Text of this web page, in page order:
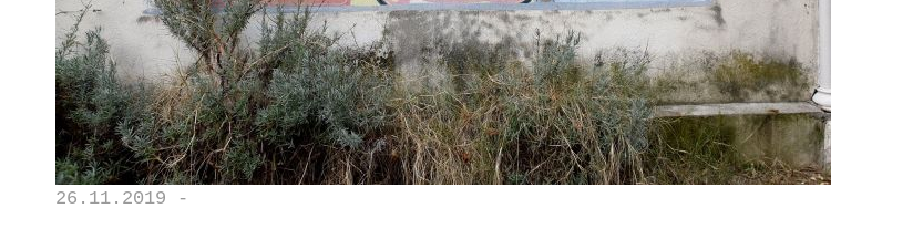
26.11.2019 -